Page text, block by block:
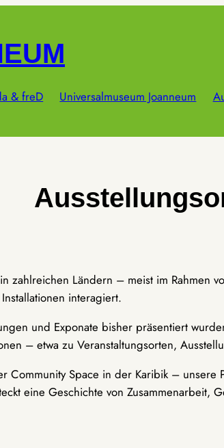
& freD Universalmuseum Joanneum
zahlreichen Ländern – meist im Rahmen
interagiert.
und Exponate bisher präsentiert
– etwa zu Veranstaltungsorten,
Community Space in der Karibik –
eine Geschichte von Zusammenarbeit,